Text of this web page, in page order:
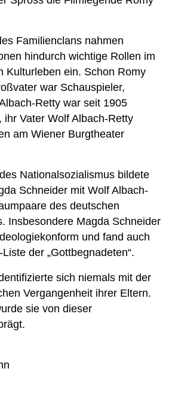
Familienclans nahmen
hindurch wichtige Rollen im
Kulturleben ein. Schon Romy
war Schauspieler,
Retty war seit 1905
ihr Vater Wolf Albach-Retty
am Wiener Burgtheater
Nationalsozialismus bildete
Schneider mit Wolf Albach-
des deutschen
Insbesondere Magda Schneider
und fand auch
der „Gottbegnadeten“.
sich niemals mit der
Vergangenheit ihrer Eltern.
sie von dieser